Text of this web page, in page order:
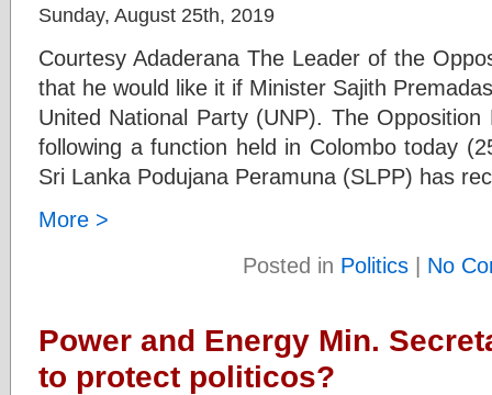
Sunday, August 25th, 2019
Courtesy Adaderana The Leader of the
that he would like it if Minister Sajith
United National Party (UNP). The
following a function held in Colombo today
Sri Lanka Podujana Peramuna (SLPP) has
More >
Posted in Politics | No
Power and Energy Min.
to protect politicos?